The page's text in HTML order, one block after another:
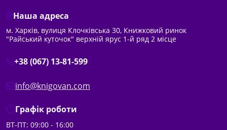
Наша адреса
м. Харків, вулиця Клочківська 30, Книжковий ринок
"Райський куточок" верхній ярус 1-й ряд 2 місце
+38 (067) 13-81-599
info@knigovan.com
Графік роботи
ВТ-ПТ: 09:00 - 16:00